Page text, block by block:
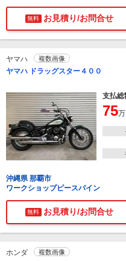
無料 お見積り/お問合せ
ヤマハ 複数画像
ヤマハ ドラッグスター４００
支払総
75
沖縄県 那覇市
ワークショップピースパイン
無料 お見積り/お問合せ
ホンダ 複数画像